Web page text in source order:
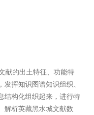
献的出土特征、功能特
挥知识图谱知识组织、
结构化组织起来，进行特
解析英藏黑水城文献数